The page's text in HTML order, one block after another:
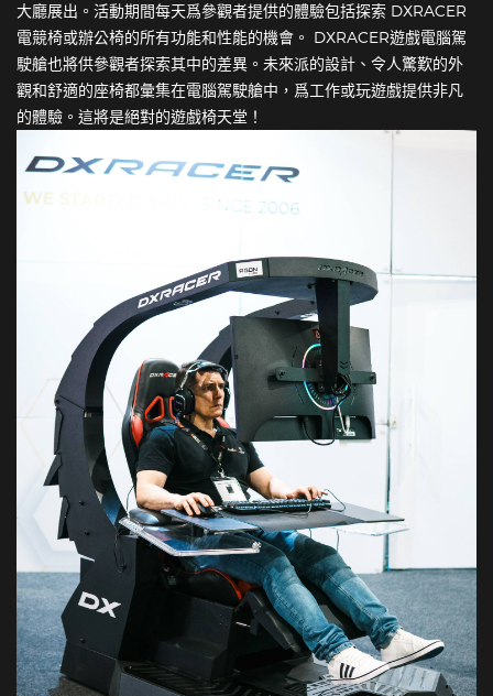
大廳展出。活動期間每天爲參觀者提供的體驗包括探索 DXRACER
電競椅或辦公椅的所有功能和性能的機會。 DXRACER遊戲電腦駕
駛艙也將供參觀者探索其中的差異。未來派的設計、令人驚歎的外
觀和舒適的座椅都彙集在電腦駕駛艙中，爲工作或玩遊戲提供非凡
的體驗。這將是絕對的遊戲椅天堂！